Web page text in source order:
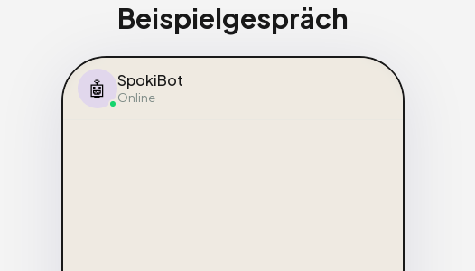
Beispielgespräch
🤖 SpokiBot
Online